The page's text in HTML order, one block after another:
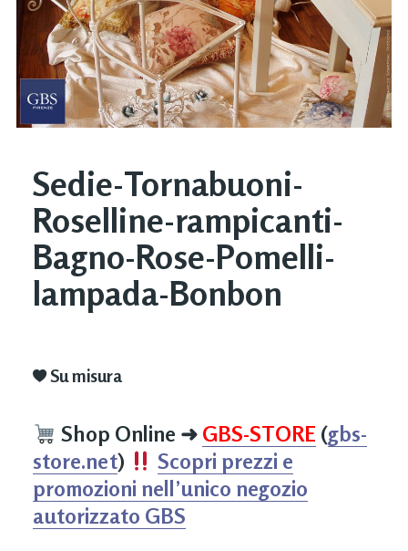
Sedie-Tornabuoni-
Roselline-rampicanti-
Bagno-Rose-Pomelli-
lampada-Bonbon
Su misura
Shop Online ➜ GBS-STORE (gbs-
store.net)
Scopri prezzi e
promozioni nell’unico negozio
autorizzato GBS